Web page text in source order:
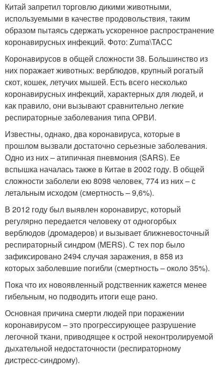
Китай запретил торговлю дикими животными,
используемыми в качестве продовольствия, таким
образом пытаясь сдержать ускоренное распространение
коронавирусных инфекций. Фото: Zuma\TAСС
Коронавирусов в общей сложности 38. Большинство из
них поражает животных: верблюдов, крупный рогатый
скот, кошек, летучих мышей. Есть всего несколько
коронавирусных инфекций, характерных для людей, и
как правило, они вызывают сравнительно легкие
респираторные заболевания типа ОРВИ.
Известны, однако, два коронавируса, которые в
прошлом вызвали достаточно серьезные заболевания.
Одно из них – атипичная пневмония (SARS). Ее
вспышка началась также в Китае в 2002 году. В общей
сложности заболели ею 8098 человек, 774 из них – с
летальным исходом (смертность – 9,6%).
В 2012 году был выявлен коронавирус, который
регулярно передается человеку от одногорбых
верблюдов (дромадеров) и вызывает ближневосточный
респираторный синдром (MERS). С тех пор было
зафиксировано 2494 случая заражения, в 858 из
которых заболевшие погибли (смертность – около 35%).
Пока что их новоявленный родственник кажется менее
гибельным, но подводить итоги еще рано.
Основная причина смерти людей при поражении
коронавирусом – это прогрессирующее разрушение
легочной ткани, приводящее к острой неконтролируемой
дыхательной недостаточности (респираторному
дистресс-синдрому).